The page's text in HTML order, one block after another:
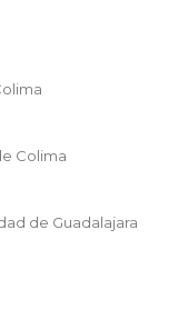
Colima
de Guadalajara